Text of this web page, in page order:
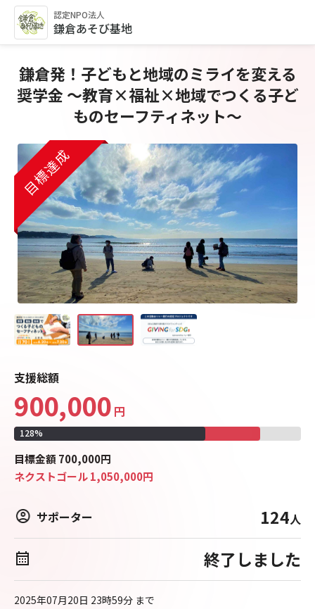
認定NPO法人
鎌倉あそび基地
鎌倉発！子どもと地域のミライを変える
奨学金 〜教育×福祉×地域でつくる子ど
ものセーフティネット〜
目標達成
目標達成
目標達成
支援総額
900,000 円
128%
目標金額 700,000円
ネクストゴール1,050,000円
サポーター 124人
終了しました
2025年07月20日 23時59分 まで